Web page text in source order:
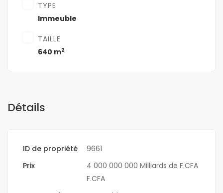
TYPE
Immeuble
TAILLE
640 m2
Détails
ID de propriété
9661
Prix
4 000 000 000 Milliards de F.CFA
F.CFA